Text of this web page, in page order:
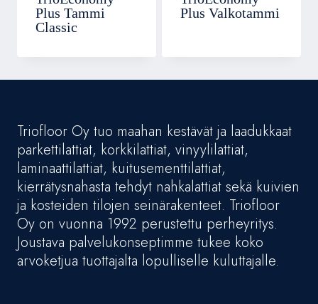
Plus Tammi
Classic
Plus Valkotammi
Triofloor Oy tuo maahan kestävät ja laadukkaat
parkettilattiat, korkkilattiat, vinyylilattiat,
laminaattilattiat, kuitusementtilattiat,
kierrätysnahasta tehdyt nahkalattiat sekä kuivien
ja kosteiden tilojen seinärakenteet. Triofloor
Oy on vuonna 1992 perustettu perheyritys.
Joustava palvelukonseptimme tukee koko
arvoketjua tuottajalta lopulliselle kuluttajalle.